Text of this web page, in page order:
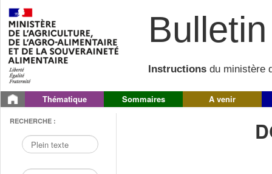
Instructions du ministère
Thématique Sommaires A venir
RECHERCHE :